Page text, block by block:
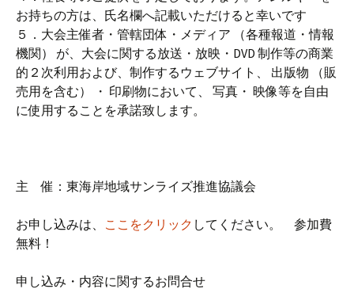
お持ちの方は、氏名欄へ記載いただけると幸いです
５．大会主催者・管轄団体・メディア （各種報道・情報
機関） が、大会に関する放送・放映・DVD 制作等の商業
的２次利用および、制作するウェブサイト、 出版物 （販
売用を含む） ・ 印刷物において、 写真・ 映像等を自由
に使用することを承諾致します。
主 催：東海岸地域サンライズ推進協議会
お申し込みは、 ここをクリック してください。 参加費
無料！
申し込み・内容に関するお問合せ